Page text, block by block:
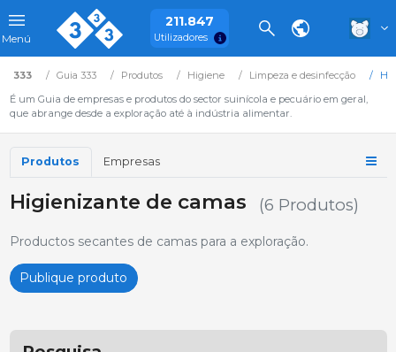
Menú
211.847
Utilizadores
333 Guia 333 Produtos Higiene Limpeza e desinfecção
É um Guia de empresas e produtos do sector suinícola e pecuário em geral,
que abrange desde a exploração até à indústria alimentar.
Produtos Empresas
Higienizante de camas (6 Produtos)
Productos secantes de camas para a exploração.
Publique produto